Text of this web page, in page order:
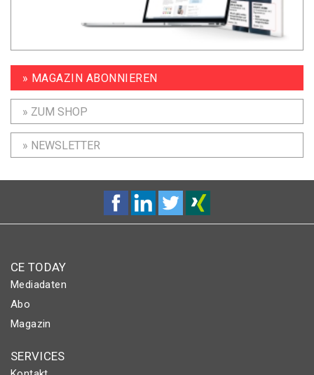
» MAGAZIN ABONNIEREN
» ZUM SHOP
» NEWSLETTER
CE TODAY
Mediadaten
Abo
Magazin
SERVICES